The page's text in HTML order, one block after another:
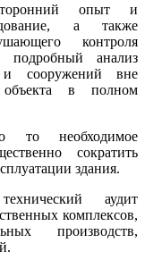
опыт и
а также
контроля
подробный анализ
и сооружений вне
в полном
необходимое
сократить
здания.
аудит
комплексов,
производств,